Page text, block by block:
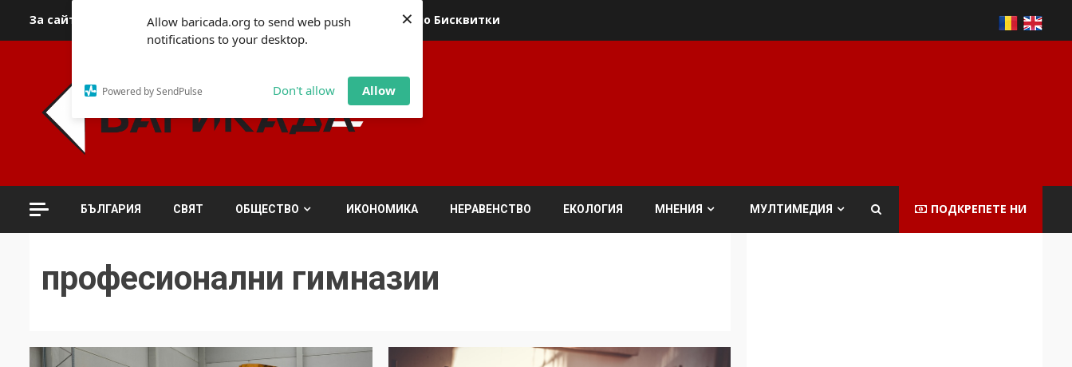
Allow baricada.org to send web push
notifications to your desktop.
Powered by SendPulse Don't allow Allow
×
За сайта За контакти За реклама Политика относно Бисквитки
БЪЛГАРИЯ СВЯТ ОБЩЕСТВО ИКОНОМИКА НЕРАВЕНСТВО ЕКОЛОГИЯ МНЕНИЯ МУЛТИМЕДИЯ ПОДКРЕПЕТЕ НИ
професионални гимназии